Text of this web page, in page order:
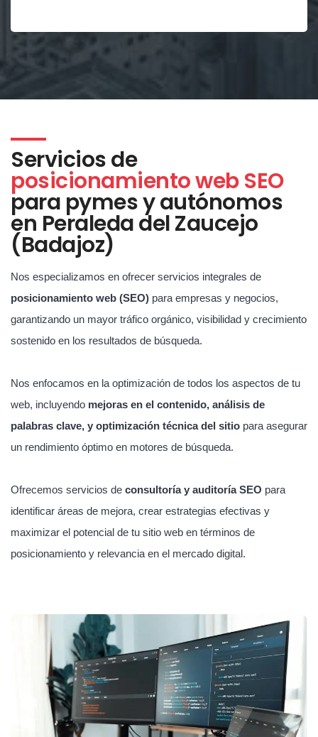
Servicios de
posicionamiento web SEO
para pymes y autónomos
en Peraleda del Zaucejo
(Badajoz)
Nos especializamos en ofrecer servicios integrales de
posicionamiento web (SEO) para empresas y negocios,
garantizando un mayor tráfico orgánico, visibilidad y crecimiento
sostenido en los resultados de búsqueda.
Nos enfocamos en la optimización de todos los aspectos de tu
web, incluyendo mejoras en el contenido, análisis de
palabras clave, y optimización técnica del sitio para asegurar
un rendimiento óptimo en motores de búsqueda.
Ofrecemos servicios de consultoría y auditoría SEO para
identificar áreas de mejora, crear estrategias efectivas y
maximizar el potencial de tu sitio web en términos de
posicionamiento y relevancia en el mercado digital.